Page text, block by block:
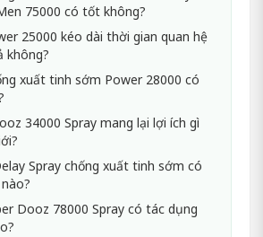
75000 có tốt không?
25000 kéo dài thời gian quan hệ
không?
xuất tinh sớm Power 28000 có
34000 Spray mang lại lợi ích gì
Spray chống xuất tinh sớm có
Dooz 78000 Spray có tác dụng